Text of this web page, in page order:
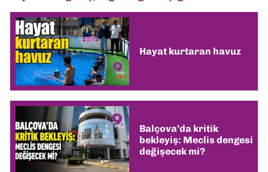
Hayat kurtaran havuz
Balçova’da kritik
bekleyiş: Meclis dengesi
değişecek mi?